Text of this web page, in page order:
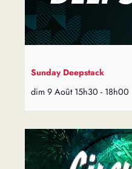
Sunday Deepstack
dim 9 Août 15h30 - 18h00